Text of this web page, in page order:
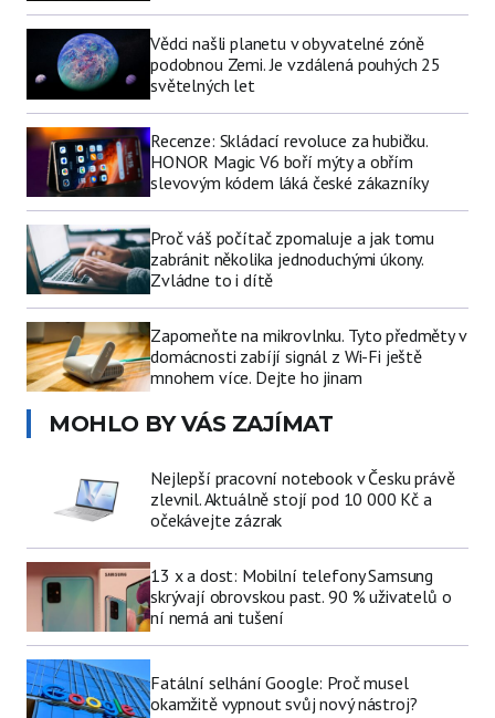
Vědci našli planetu v obyvatelné zóně
podobnou Zemi. Je vzdálená pouhých 25
světelných let
Recenze: Skládací revoluce za hubičku.
HONOR Magic V6 boří mýty a obřím
slevovým kódem láká české zákazníky
Proč váš počítač zpomaluje a jak tomu
zabránit několika jednoduchými úkony.
Zvládne to i dítě
Zapomeňte na mikrovlnku. Tyto předměty v
domácnosti zabíjí signál z Wi-Fi ještě
mnohem více. Dejte ho jinam
MOHLO BY VÁS ZAJÍMAT
Nejlepší pracovní notebook v Česku právě
zlevnil. Aktuálně stojí pod 10 000 Kč a
očekávejte zázrak
13 x a dost: Mobilní telefony Samsung
skrývají obrovskou past. 90 % uživatelů o
ní nemá ani tušení
Fatální selhání Google: Proč musel
okamžitě vypnout svůj nový nástroj?